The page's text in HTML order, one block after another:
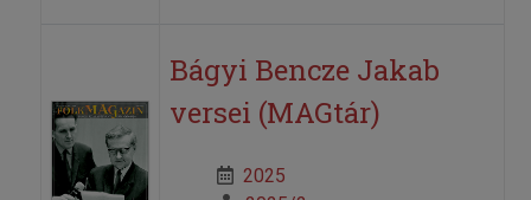
Bágyi Bencze Jakab
versei (MAGtár)
2025